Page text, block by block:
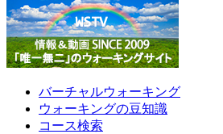
バーチャルウォーキング
ウォーキングの豆知識
コース検索